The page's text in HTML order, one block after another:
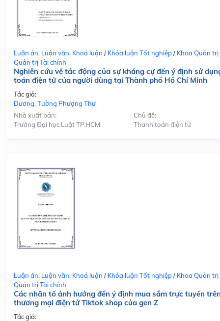
Luận án, Luận văn, Khoá luận / Khóa luận Tốt nghiệp/ Khoa Quản trị
Quản trị Tài chính
Nghiên cứu về tác động của sự kháng cự đến ý định sử
toán điện tử của người dùng tại Thành phố Hồ Chí Minh
Tác giả:
Dương, Tường Phượng Thư
Nhà xuất bản:
Trường Đại học Luật TP.HCM
Chủ đề:
Thanh toán điện tử
Luận án, Luận văn, Khoá luận / Khóa luận Tốt nghiệp/ Khoa Quản trị
Quản trị Tài chính
Các nhân tố ảnh hưởng đến ý định mua sắm trực tuyến
thương mại điện tử Tiktok shop của gen Z
Tác giả: